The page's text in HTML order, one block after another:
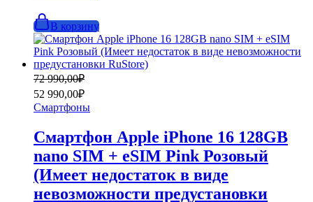
В корзину
72 990,00₽
Первоначальная
цена
составляла
72
52 990,00₽
Текущая
цена:
52
990,00₽.
Смартфоны
Смартфон Apple iPhone 16 128GB
nano SIM + eSIM Pink Розовый
(Имеет недостаток в виде
невозможности предустановки